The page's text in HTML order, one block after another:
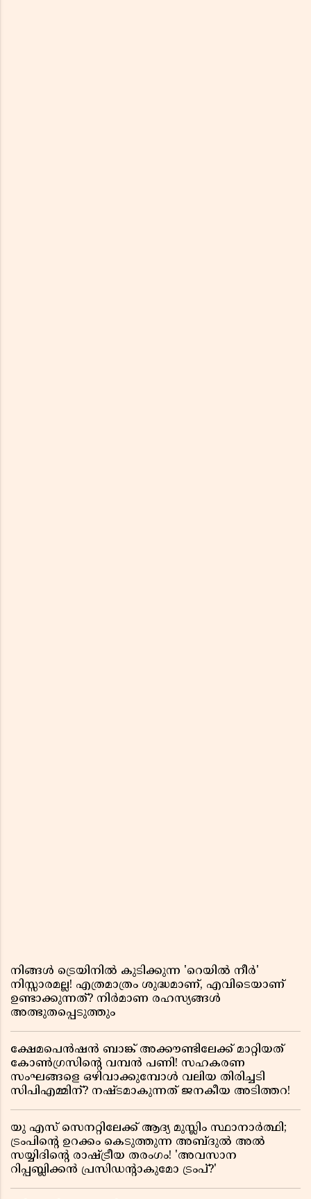
നിങ്ങൾ ട്രെയിനിൽ കുടിക്കുന്ന 'റെയിൽ നീർ'
നിസ്സാരമല്ല! എത്രമാത്രം ശുദ്ധമാണ്, എവിടെയാണ്
ഉണ്ടാക്കുന്നത്? നിർമാണ രഹസ്യങ്ങൾ
അത്ഭുതപ്പെടുത്തും
ക്ഷേമപെൻഷൻ ബാങ്ക് അക്കൗണ്ടിലേക്ക് മാറ്റിയത്
കോൺഗ്രസിന്റെ വമ്പൻ പണി! സഹകരണ
സംഘങ്ങളെ ഒഴിവാക്കുമ്പോൾ വലിയ തിരിച്ചടി
സിപിഎമ്മിന്? നഷ്ടമാകുന്നത് ജനകീയ അടിത്തറ!
യു എസ് സെനറ്റിലേക്ക് ആദ്യ മുസ്ലിം സ്ഥാനാർത്ഥി;
ട്രംപിന്റെ ഉറക്കം കെടുത്തുന്ന അബ്ദുൽ അൽ
സയ്യിദിന്റെ രാഷ്ട്രീയ തരംഗം! 'അവസാന
റിപ്പബ്ലിക്കൻ പ്രസിഡന്റാകുമോ ട്രംപ്?'